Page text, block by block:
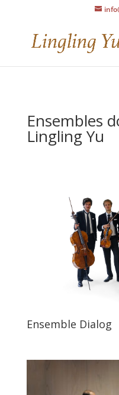
Ensembles
Lingling Yu
Ensemble Dialog